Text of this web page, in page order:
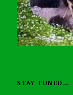
STAY TUNED…